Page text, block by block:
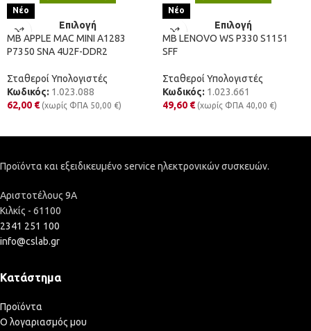
Νέο
Επιλογή
MB APPLE MAC MINI A1283
P7350 SNA 4U2F-DDR2
Σταθεροί Υπολογιστές
Κωδικός: 1.023.088
62,00 € (χωρίς ΦΠΑ 50,00 €)
Νέο
Επιλογή
MB LENOVO WS P330 S1151
SFF
Σταθεροί Υπολογιστές
Κωδικός: 1.023.661
49,60 € (χωρίς ΦΠΑ 40,00 €)
Προϊόντα και εξειδικευμένο service ηλεκτρονικών συσκευών.
Αριστοτέλους 9Α
Κιλκίς - 61100
2341 251 100
info@cslab.gr
Κατάστημα
Προϊόντα
Ο λογαριασμός μου